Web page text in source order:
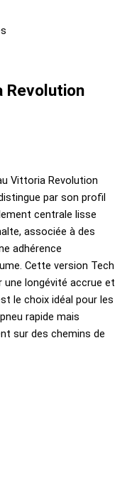
Revolution
Vittoria Revolution
par son profil
centrale lisse
associée à des
adhérence
Cette version Tech
une longévité accrue et
le choix idéal pour les
rapide mais
sur des chemins de